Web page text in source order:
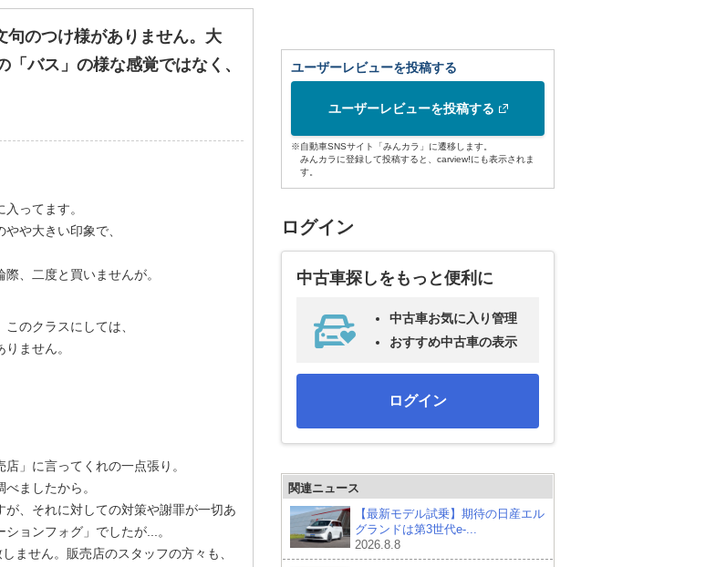
句のつけ様がありません。大
バス」の様な感覚ではなく、
ってます。
や大きい印象で、
、二度と買いませんが。
のクラスにしては、
ません。
」に言ってくれの一点張り。
ましたから。
、それに対しての対策や謝罪が一切あ
ョンフォグ」でしたが...。
ません。販売店のスタッフの方々も、
ユーザーレビューを投稿する
ユーザーレビューを投稿する
※自動車SNSサイト「みんカラ」に遷移します。
みんカラに登録して投稿すると、carview!にも表示されま
す。
ログイン
中古車探しをもっと便利に
中古車お気に入り管理
おすすめ中古車の表示
ログイン
関連ニュース
【最新モデル試乗】期待の日産エル
グランドは第3世代e-...
2026.8.8